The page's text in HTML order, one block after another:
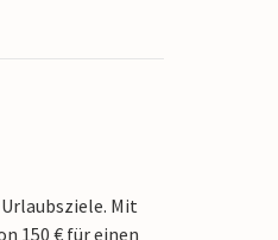
Mit
150 € für einen